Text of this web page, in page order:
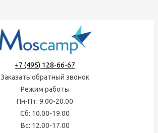
+7 (495) 128-66-67
Заказать обратный звонок
Режим работы
Пн-Пт: 9.00-20.00
Сб: 10.00-19.00
Вс: 12.00-17.00